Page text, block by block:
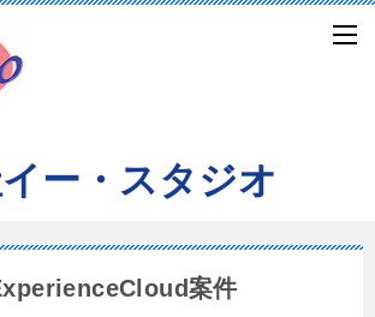
ー・スタジオ
案件